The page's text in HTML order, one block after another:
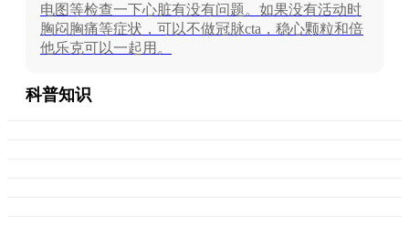
电图等检查一下心脏有没有问题。如果没有活动时
胸闷胸痛等症状，可以不做冠脉cta，稳心颗粒和倍
他乐克可以一起用。
科普知识